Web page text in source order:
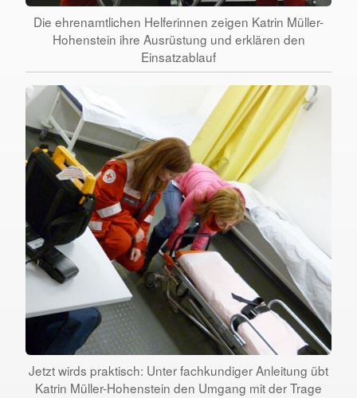
Die ehrenamtlichen Helferinnen zeigen Katrin Müller-
Hohenstein ihre Ausrüstung und erklären den
Einsatzablauf
Jetzt wirds praktisch: Unter fachkundiger Anleitung übt
Katrin Müller-Hohenstein den Umgang mit der Trage